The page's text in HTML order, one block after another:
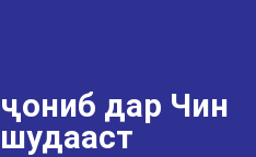
дар Чин